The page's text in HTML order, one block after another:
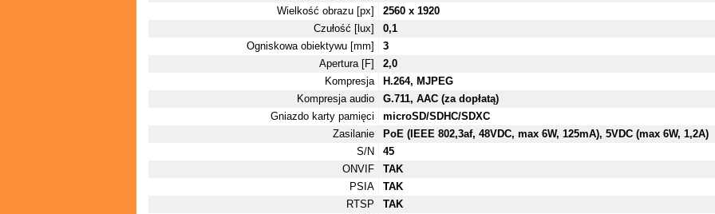
Wielkość obrazu [px]
2560 x 1920
Czułość [lux]
0,1
Ogniskowa obiektywu [mm]
3
Apertura [F]
2,0
Kompresja
H.264, MJPEG
Kompresja audio
G.711, AAC (za dopłatą)
Gniazdo karty pamięci
microSD/SDHC/SDXC
Zasilanie
PoE (IEEE 802,3af, 48VDC, max 6W, 125mA), 5VDC (max 6W, 1,2A)
S/N
45
ONVIF
TAK
PSIA
TAK
RTSP
TAK